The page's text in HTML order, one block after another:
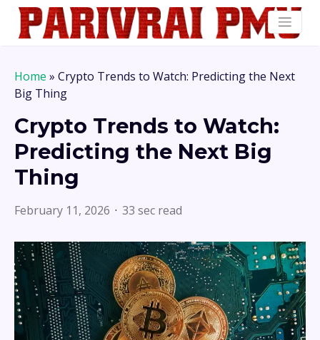
Home » Crypto Trends to Watch: Predicting the Next
Big Thing
Crypto Trends to Watch:
Predicting the Next Big
Thing
February 11, 2026 33 sec read